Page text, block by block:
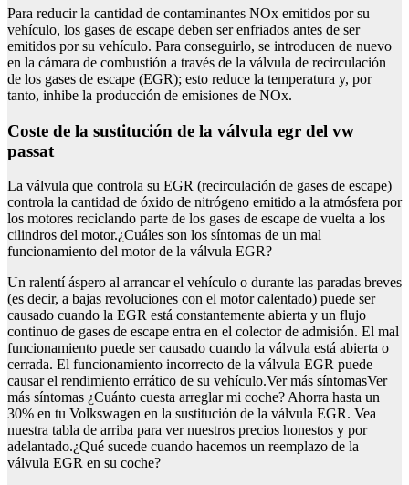
Para reducir la cantidad de contaminantes NOx emitidos por su
vehículo, los gases de escape deben ser enfriados antes de ser
emitidos por su vehículo. Para conseguirlo, se introducen de nuevo
en la cámara de combustión a través de la válvula de recirculación
de los gases de escape (EGR); esto reduce la temperatura y, por
tanto, inhibe la producción de emisiones de NOx.
Coste de la sustitución de la válvula egr del vw
passat
La válvula que controla su EGR (recirculación de gases de escape)
controla la cantidad de óxido de nitrógeno emitido a la atmósfera por
los motores reciclando parte de los gases de escape de vuelta a los
cilindros del motor.¿Cuáles son los síntomas de un mal
funcionamiento del motor de la válvula EGR?
Un ralentí áspero al arrancar el vehículo o durante las paradas breves
(es decir, a bajas revoluciones con el motor calentado) puede ser
causado cuando la EGR está constantemente abierta y un flujo
continuo de gases de escape entra en el colector de admisión. El mal
funcionamiento puede ser causado cuando la válvula está abierta o
cerrada. El funcionamiento incorrecto de la válvula EGR puede
causar el rendimiento errático de su vehículo.Ver más síntomasVer
más síntomas ¿Cuánto cuesta arreglar mi coche? Ahorra hasta un
30% en tu Volkswagen en la sustitución de la válvula EGR. Vea
nuestra tabla de arriba para ver nuestros precios honestos y por
adelantado.¿Qué sucede cuando hacemos un reemplazo de la
válvula EGR en su coche?